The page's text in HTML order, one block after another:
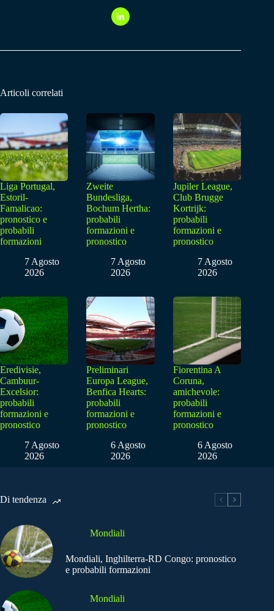
Articoli correlati
Liga Portugal,
Estoril-
Famalicao:
pronostico e
probabili
formazioni
7 Agosto
2026
Zweite
Bundesliga,
Bochum Hertha:
probabili
formazioni e
pronostico
7 Agosto
2026
Jupiler League,
Club Brugge
Kortrijk:
probabili
formazioni e
pronostico
7 Agosto
2026
Eredivisie,
Cambuur-
Excelsior:
probabili
formazioni e
pronostico
7 Agosto
2026
Preliminari
Europa League,
Benfica Hearts:
probabili
formazioni e
pronostico
6 Agosto
2026
Fiorentina A
Coruna,
amichevole:
probabili
formazioni e
pronostico
6 Agosto
2026
Di tendenza
Mondiali
Mondiali, Inghilterra-RD Congo: pronostico
e probabili formazioni
Mondiali